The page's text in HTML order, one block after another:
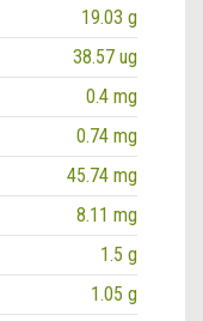
19.03 g
38.57 ug
0.4 mg
0.74 mg
45.74 mg
8.11 mg
1.5 g
1.05 g